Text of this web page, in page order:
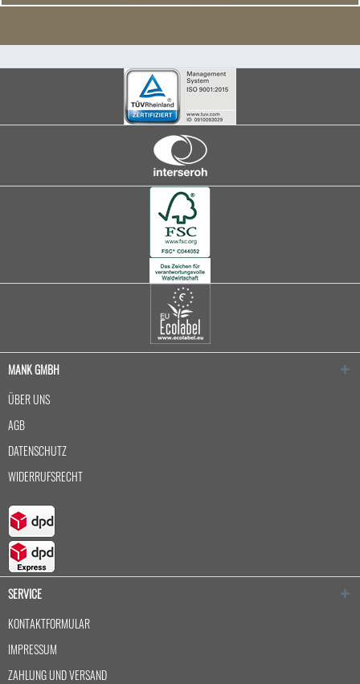
MANK GMBH
ÜBER UNS
AGB
DATENSCHUTZ
WIDERRUFSRECHT
SERVICE
KONTAKTFORMULAR
IMPRESSUM
ZAHLUNG UND VERSAND